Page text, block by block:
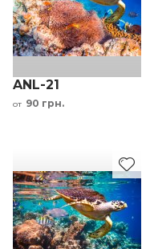
ANL-21
от 90 грн.